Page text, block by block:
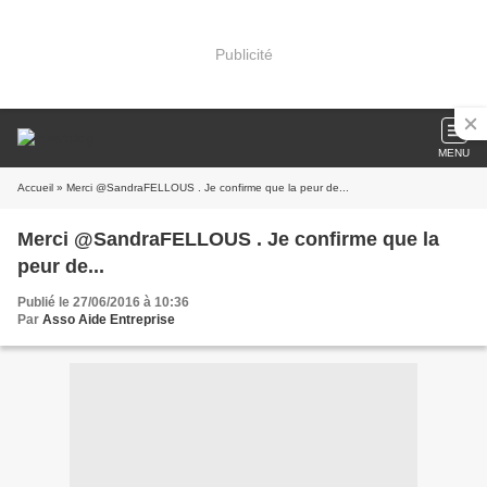
Publicité
MENU
Accueil » Merci @SandraFELLOUS . Je confirme que la peur de...
Merci @SandraFELLOUS . Je confirme que la
peur de...
Publié le 27/06/2016 à 10:36
Par Asso Aide Entreprise